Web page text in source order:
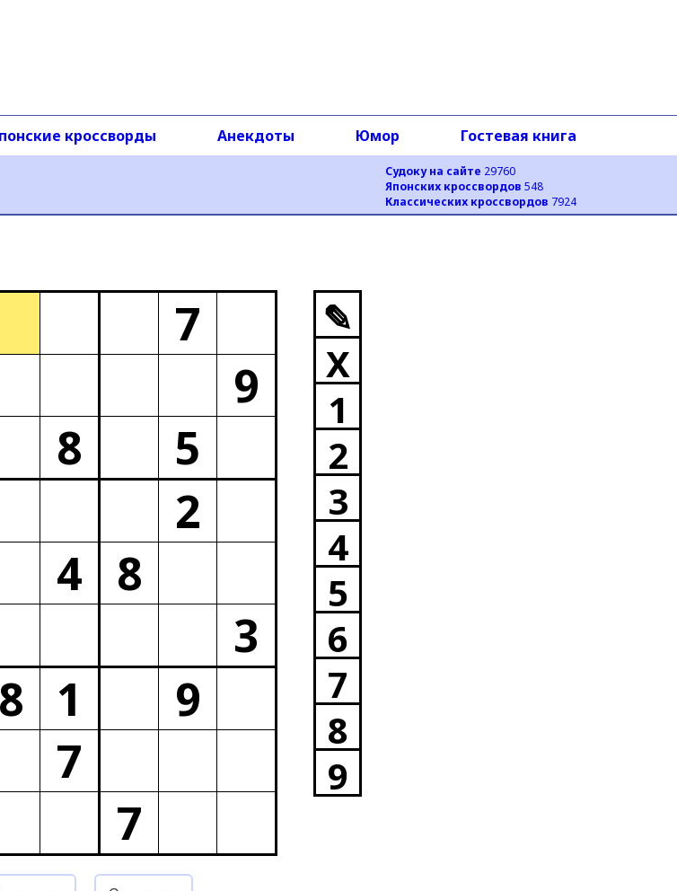
Судоку на сайте 29760
Японских кроссвордов 548
Классических кроссвордов 7924
кроссворды Анекдоты Юмор Гостевая книга
7
9
8
5
2
4
8
3
8
1
9
7
7
✎
X
1
2
3
4
5
6
7
8
9